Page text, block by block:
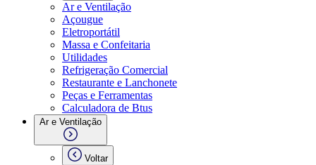
Ar e Ventilação
Açougue
Eletroportátil
Massa e Confeitaria
Utilidades
Refrigeração Comercial
Restaurante e Lanchonete
Peças e Ferramentas
Calculadora de Btus
Ar e Ventilação
Voltar